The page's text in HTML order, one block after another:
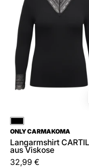
Viskose
Schwarz
ONLY CARMAKOMA
Langarmshirt
aus Viskose
32,99 €